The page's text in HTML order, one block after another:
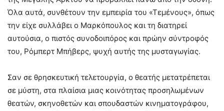
Όλα αυτά, συνθέτουν την εμπειρία του «Τεμένους», όπως
την είχε συλλάβει ο Μαρκόπουλος και τη διατηρεί
αυτούσια, ο πιστός συνοδοιπόρος και πρώην σύντροφός
του, Ρόμπερτ Μπήβερς, ψυχή αυτής της μυσταγωγίας.
Σαν σε θρησκευτική τελετουργία, ο θεατής μετατρέπεται
σε μύστη, στα πλαίσια μιας κοινότητας προσηλωμένων
θεατών, σκηνοθετών και σπουδαστών κινηματογράφου,